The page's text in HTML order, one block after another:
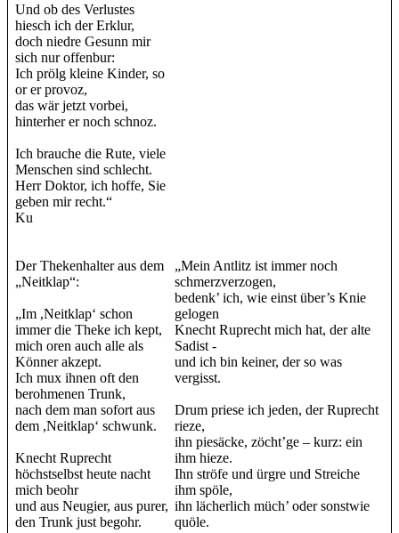
Und ob des Verlustes
hiesch ich der Erklur,
doch niedre Gesunn mir
sich nur offenbur:
Ich prölg kleine Kinder, so
or er provoz,
das wär jetzt vorbei,
hinterher er noch schnoz.
Ich brauche die Rute, viele
Menschen sind schlecht.
Herr Doktor, ich hoffe, Sie
geben mir recht.“
Ku
Der Thekenhalter aus dem
„Neitklap“:
„Im ,Neitklap‘ schon
immer die Theke ich kept,
mich oren auch alle als
Könner akzept.
Ich mux ihnen oft den
berohmenen Trunk,
nach dem man sofort aus
dem ,Neitklap‘ schwunk.
Knecht Ruprecht
höchstselbst heute nacht
mich beohr
und aus Neugier, aus purer,
den Trunk just begohr.
„Mein Antlitz ist immer noch
schmerzverzogen,
bedenk’ ich, wie einst über’s Knie
gelogen
Knecht Ruprecht mich hat, der alte
Sadist -
und ich bin keiner, der so was
vergisst.
Drum priese ich jeden, der Ruprecht
rieze,
ihn piesäcke, zöcht’ge – kurz: ein
ihm hieze.
Ihn ströfe und ürgre und Streiche
ihm spöle,
ihn lächerlich müch’ oder sonstwie
quöle.